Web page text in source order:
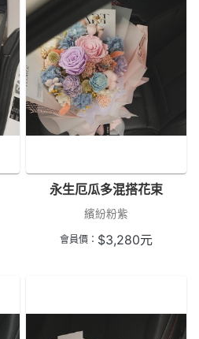
永生厄瓜多混搭花束
繽紛粉紫
會員價： $3,280元